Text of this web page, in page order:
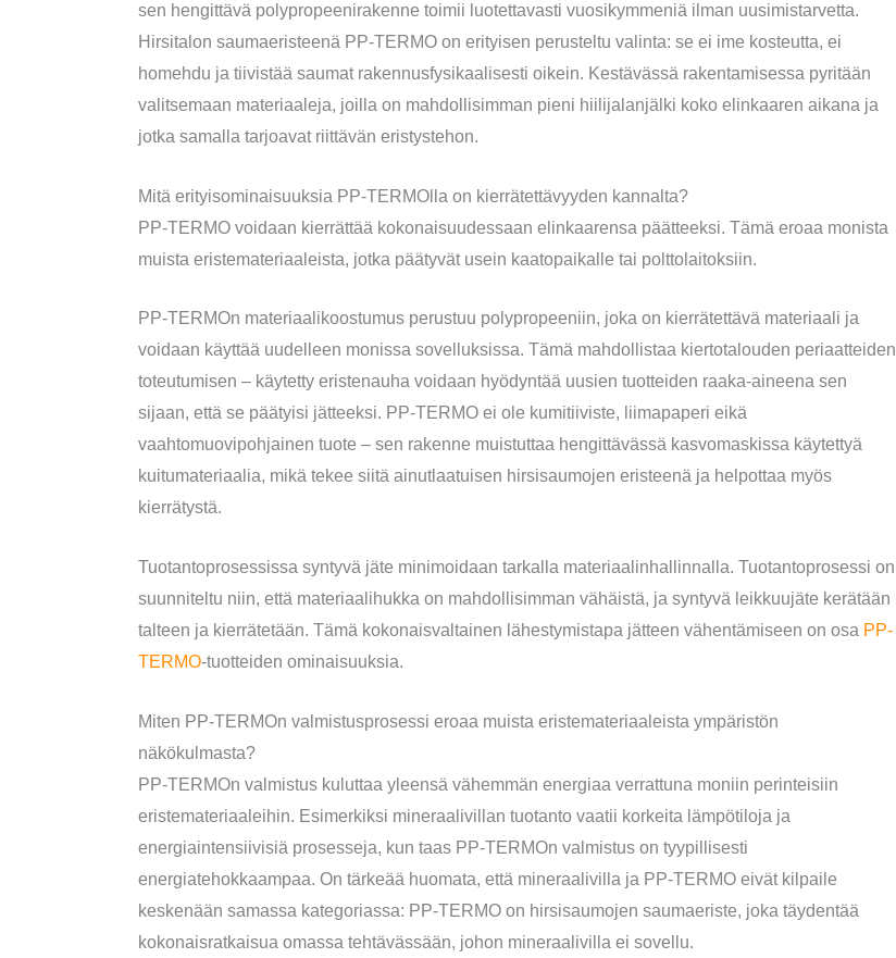
sen hengittävä polypropeenirakenne toimii luotettavasti vuosikymmeniä ilman uusimistarvetta.
Hirsitalon saumaeristeenä PP-TERMO on erityisen perusteltu valinta: se ei ime kosteutta, ei
homehdu ja tiivistää saumat rakennusfysikaalisesti oikein. Kestävässä rakentamisessa pyritään
valitsemaan materiaaleja, joilla on mahdollisimman pieni hiilijalanjälki koko elinkaaren aikana ja
jotka samalla tarjoavat riittävän eristystehon.
Mitä erityisominaisuuksia PP-TERMOlla on kierrätettävyyden kannalta?
PP-TERMO voidaan kierrättää kokonaisuudessaan elinkaarensa päätteeksi. Tämä eroaa monista
muista eristemateriaaleista, jotka päätyvät usein kaatopaikalle tai polttolaitoksiin.
PP-TERMOn materiaalikoostumus perustuu polypropeeniin, joka on kierrätettävä materiaali ja
voidaan käyttää uudelleen monissa sovelluksissa. Tämä mahdollistaa kiertotalouden periaatteiden
toteutumisen – käytetty eristenauha voidaan hyödyntää uusien tuotteiden raaka-aineena sen
sijaan, että se päätyisi jätteeksi. PP-TERMO ei ole kumitiiviste, liimapaperi eikä
vaahtomuovipohjainen tuote – sen rakenne muistuttaa hengittävässä kasvomaskissa käytettyä
kuitumateriaalia, mikä tekee siitä ainutlaatuisen hirsisaumojen eristeenä ja helpottaa myös
kierrätystä.
Tuotantoprosessissa syntyvä jäte minimoidaan tarkalla materiaalinhallinnalla. Tuotantoprosessi on
suunniteltu niin, että materiaalihukka on mahdollisimman vähäistä, ja syntyvä leikkuujäte kerätään
talteen ja kierrätetään. Tämä kokonaisvaltainen lähestymistapa jätteen vähentämiseen on osa PP-
TERMO-tuotteiden ominaisuuksia.
Miten PP-TERMOn valmistusprosessi eroaa muista eristemateriaaleista ympäristön
näkökulmasta?
PP-TERMOn valmistus kuluttaa yleensä vähemmän energiaa verrattuna moniin perinteisiin
eristemateriaaleihin. Esimerkiksi mineraalivillan tuotanto vaatii korkeita lämpötiloja ja
energiaintensiivisiä prosesseja, kun taas PP-TERMOn valmistus on tyypillisesti
energiatehokkaampaa. On tärkeää huomata, että mineraalivilla ja PP-TERMO eivät kilpaile
keskenään samassa kategoriassa: PP-TERMO on hirsisaumojen saumaeriste, joka täydentää
kokonaisratkaisua omassa tehtävässään, johon mineraalivilla ei sovellu.